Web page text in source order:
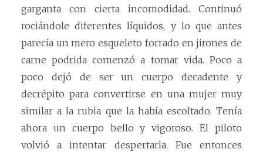
garganta con cierta incomodidad. Continuó
rociándole diferentes líquidos, y lo que antes
parecía un mero esqueleto forrado en jirones de
carne podrida comenzó a tomar vida. Poco a
poco dejó de ser un cuerpo decadente y
decrépito para convertirse en una mujer muy
similar a la rubia que la había escoltado. Tenía
ahora un cuerpo bello y vigoroso. El piloto
volvió a intentar despertarla. Fue entonces